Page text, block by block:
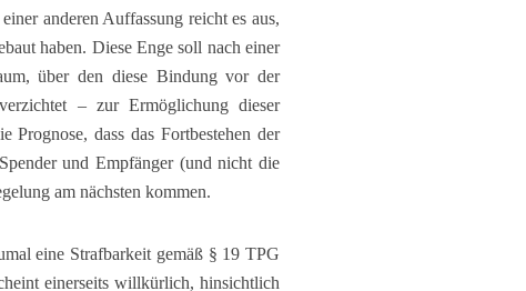
anderen Auffassung reicht es aus,
haben. Diese Enge soll nach einer
über den diese Bindung vor der
– zur Ermöglichung dieser
Prognose, dass das Fortbestehen der
und Empfänger (und nicht die
am nächsten kommen.
eine Strafbarkeit gemäß § 19 TPG
einerseits willkürlich, hinsichtlich